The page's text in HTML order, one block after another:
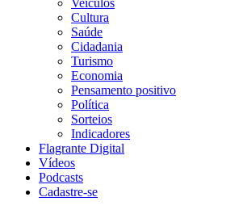
Veículos
Cultura
Saúde
Cidadania
Turismo
Economia
Pensamento positivo
Política
Sorteios
Indicadores
Flagrante Digital
Vídeos
Podcasts
Cadastre-se